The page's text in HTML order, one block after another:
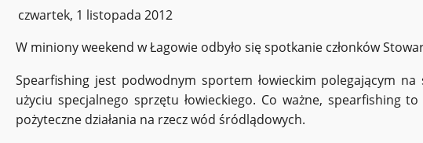
czwartek, 1 listopada 2012
W miniony weekend w Łagowie odbyło się spotkanie członków
Spearfishing jest podwodnym sportem łowieckim polegającym
użyciu specjalnego sprzętu łowieckiego. Co ważne,
pożyteczne działania na rzecz wód śródlądowych.